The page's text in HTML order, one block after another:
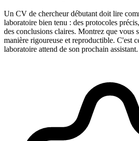
Un CV de chercheur débutant doit lire
laboratoire bien tenu : des protocoles
des conclusions claires. Montrez que vous
manière rigoureuse et reproductible. C'est
laboratoire attend de son prochain assistant.